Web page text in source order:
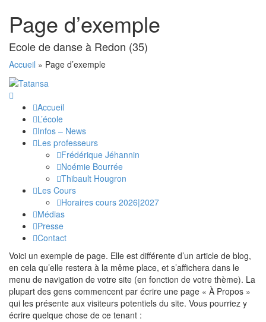
Page d’exemple
Ecole de danse à Redon (35)
Accueil » Page d’exemple
Accueil
L’école
Infos – News
Les professeurs
Frédérique Jéhannin
Noémie Bourrée
Thibault Hougron
Les Cours
Horaires cours 2026|2027
Médias
Presse
Contact
Voici un exemple de page. Elle est différente d’un article de blog,
en cela qu’elle restera à la même place, et s’affichera dans le
menu de navigation de votre site (en fonction de votre thème). La
plupart des gens commencent par écrire une page « À Propos »
qui les présente aux visiteurs potentiels du site. Vous pourriez y
écrire quelque chose de ce tenant :